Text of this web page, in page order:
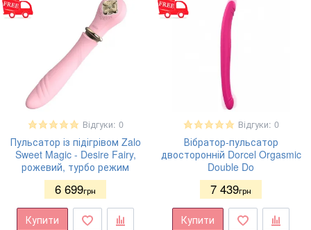
Відгуки: 0
Пульсатор із підігрівом Zalo
Sweet Magic - Desire Fairy,
рожевий, турбо режим
6 699грн
Купити
Відгуки: 0
Вібратор-пульсатор
двосторонній Dorcel Orgasmic
Double Do
7 439грн
Купити